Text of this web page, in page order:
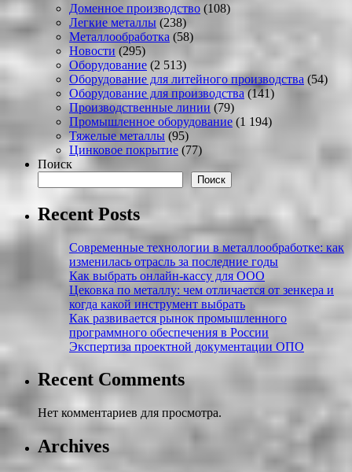
Доменное производство (108)
Легкие металлы (238)
Металлообработка (58)
Новости (295)
Оборудование (2 513)
Оборудование для литейного производства (54)
Оборудование для производства(141)
Производственные линии (79)
Промышленное оборудование (1 194)
Тяжелые металлы (95)
Цинковое покрытие (77)
Поиск
Поиск
Recent Posts
Современные технологии в металлообработке: как
изменилась отрасль за последние годы
Как выбрать онлайн-кассу для ООО
Цековка по металлу: чем отличается от зенкера и
когда какой инструмент выбрать
Как развивается рынок промышленного
программного обеспечения в России
Экспертиза проектной документации ОПО
Recent Comments
Нет комментариев для просмотра.
Archives